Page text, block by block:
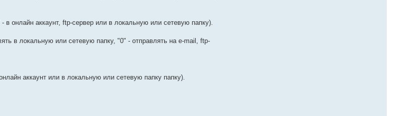
онлайн аккаунт, ftp-сервер или в локальную или сетевую папку).
в локальную или сетевую папку, "0" - отправлять на e-mail, ftp-
аккаунт или в локальную или сетевую папку папку).